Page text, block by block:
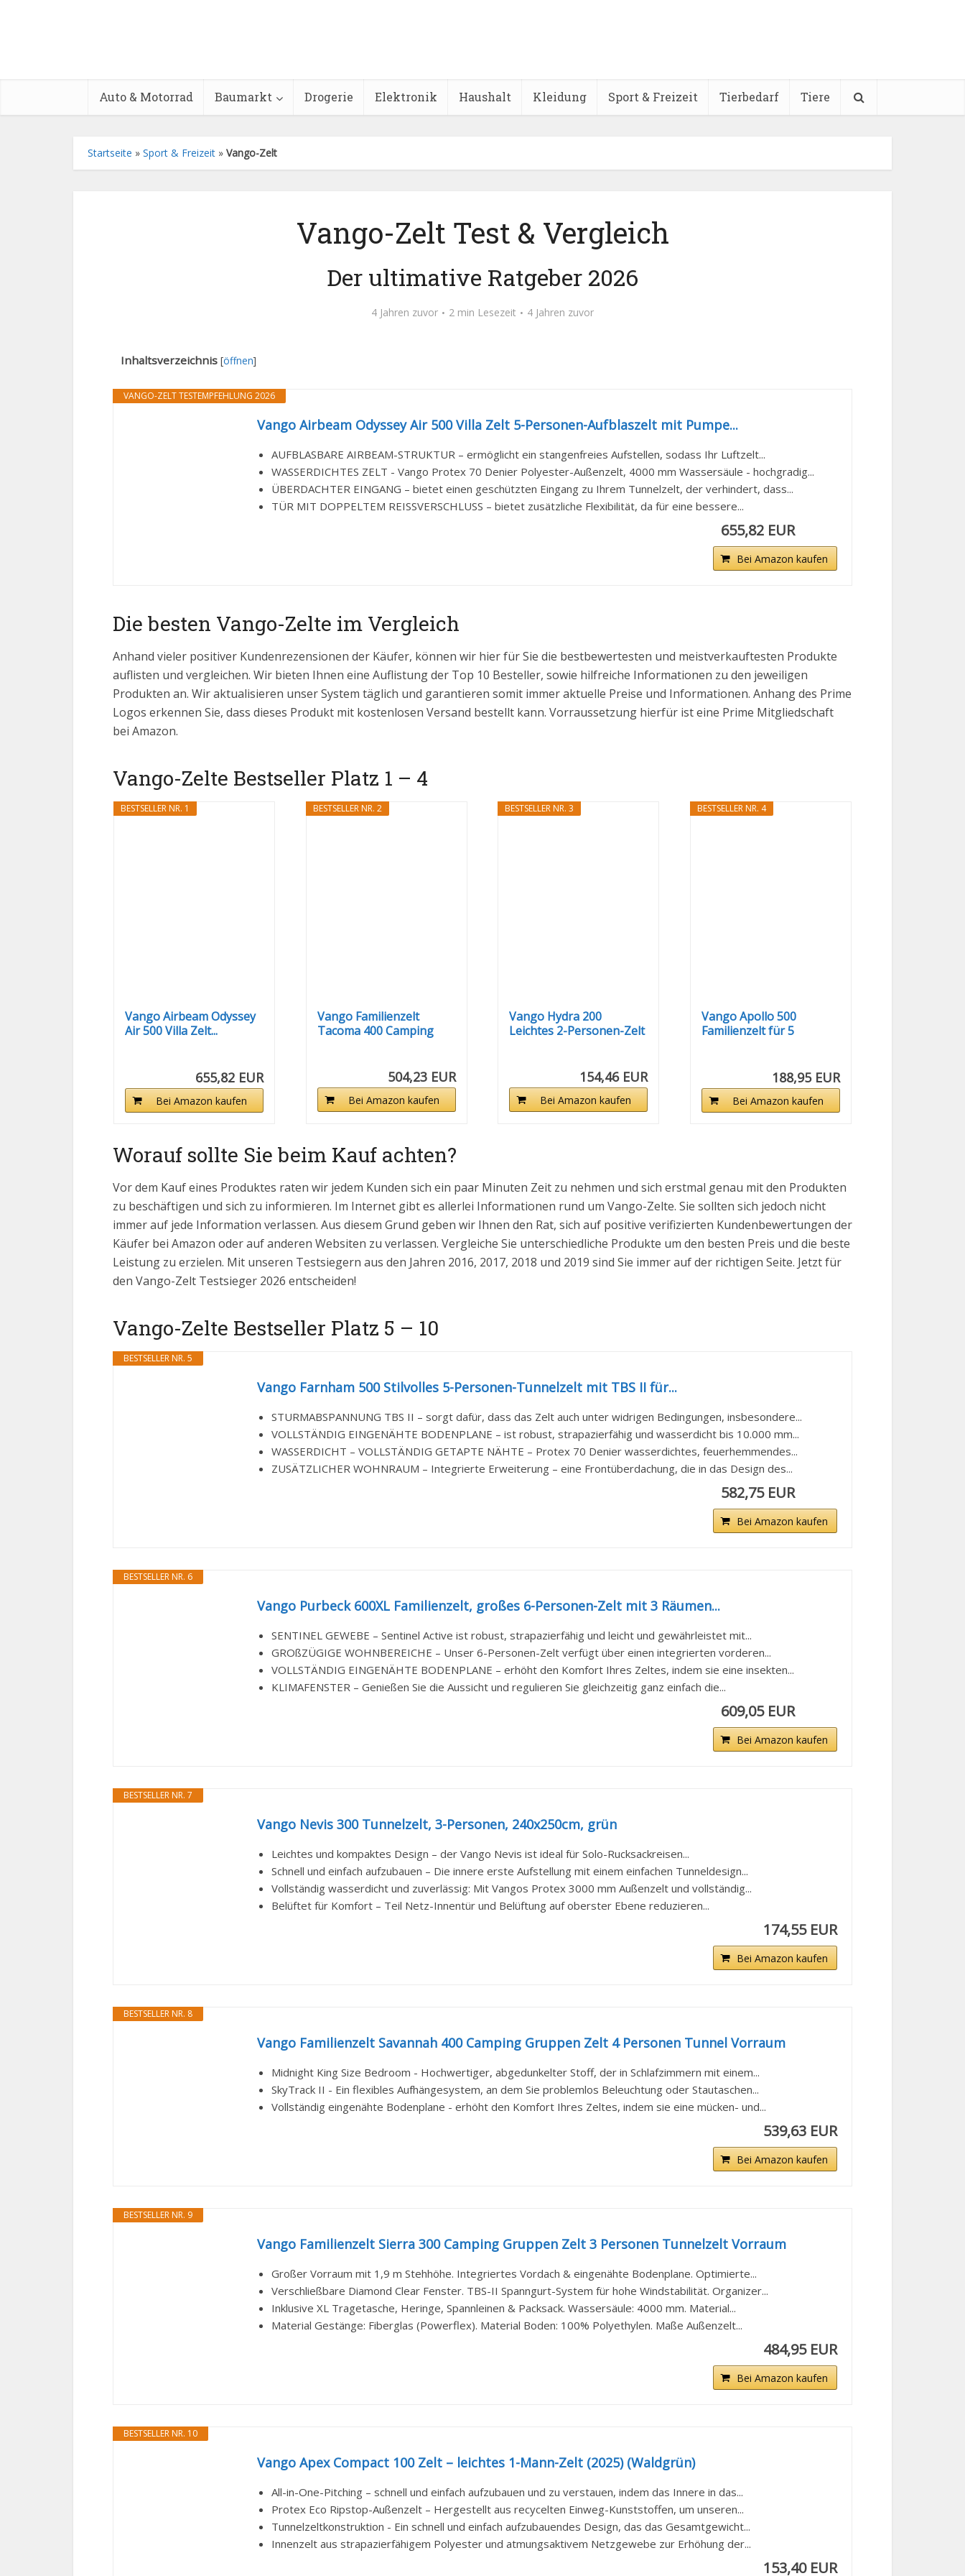
Auto & Motorrad Baumarkt Drogerie Elektronik Haushalt Kleidung Sport & Freizeit Tierbedarf Tiere
Startseite » Sport & Freizeit » Vango-Zelt
Vango-Zelt Test & Vergleich
Der ultimative Ratgeber 2026
4 Jahren zuvor 2 min Lesezeit 4 Jahren zuvor
Inhaltsverzeichnis [öffnen]
VANGO-ZELT TESTEMPFEHLUNG 2026
Vango Airbeam Odyssey Air 500 Villa Zelt 5-Personen-Aufblaszelt mit Pumpe...
AUFBLASBARE AIRBEAM-STRUKTUR – ermöglicht ein stangenfreies Aufstellen, sodass Ihr Luftzelt...
WASSERDICHTES ZELT - Vango Protex 70 Denier Polyester-Außenzelt, 4000 mm Wassersäule - hochgradig...
ÜBERDACHTER EINGANG – bietet einen geschützten Eingang zu Ihrem Tunnelzelt, der verhindert, dass...
TÜR MIT DOPPELTEM REISSVERSCHLUSS – bietet zusätzliche Flexibilität, da für eine bessere...
655,82 EUR
Bei Amazon kaufen
Die besten Vango-Zelte im Vergleich
Anhand vieler positiver Kundenrezensionen der Käufer, können wir hier für Sie die bestbewertesten und meistverkauftesten Produkte
auflisten und vergleichen. Wir bieten Ihnen eine Auflistung der Top 10 Besteller, sowie hilfreiche Informationen zu den jeweiligen
Produkten an. Wir aktualisieren unser System täglich und garantieren somit immer aktuelle Preise und Informationen. Anhang des Prime
Logos erkennen Sie, dass dieses Produkt mit kostenlosen Versand bestellt kann. Vorraussetzung hierfür ist eine Prime Mitgliedschaft
bei Amazon.
Vango-Zelte Bestseller Platz 1 – 4
BESTSELLER NR. 1
Vango Airbeam Odyssey
Air 500 Villa Zelt...
655,82 EUR
Bei Amazon kaufen
BESTSELLER NR. 2
Vango Familienzelt
Tacoma 400 Camping
504,23 EUR
Bei Amazon kaufen
BESTSELLER NR. 3
Vango Hydra 200
Leichtes 2-Personen-Zelt
154,46 EUR
Bei Amazon kaufen
BESTSELLER NR. 4
Vango Apollo 500
Familienzelt für 5
188,95 EUR
Bei Amazon kaufen
Worauf sollte Sie beim Kauf achten?
Vor dem Kauf eines Produktes raten wir jedem Kunden sich ein paar Minuten Zeit zu nehmen und sich erstmal genau mit den Produkten
zu beschäftigen und sich zu informieren. Im Internet gibt es allerlei Informationen rund um Vango-Zelte. Sie sollten sich jedoch nicht
immer auf jede Information verlassen. Aus diesem Grund geben wir Ihnen den Rat, sich auf positive verifizierten Kundenbewertungen der
Käufer bei Amazon oder auf anderen Websiten zu verlassen. Vergleiche Sie unterschiedliche Produkte um den besten Preis und die beste
Leistung zu erzielen. Mit unseren Testsiegern aus den Jahren 2016, 2017, 2018 und 2019 sind Sie immer auf der richtigen Seite. Jetzt für
den Vango-Zelt Testsieger 2026 entscheiden!
Vango-Zelte Bestseller Platz 5 – 10
BESTSELLER NR. 5
Vango Farnham 500 Stilvolles 5-Personen-Tunnelzelt mit TBS II für...
STURMABSPANNUNG TBS II – sorgt dafür, dass das Zelt auch unter widrigen Bedingungen, insbesondere...
VOLLSTÄNDIG EINGENÄHTE BODENPLANE – ist robust, strapazierfähig und wasserdicht bis 10.000 mm...
WASSERDICHT – VOLLSTÄNDIG GETAPTE NÄHTE – Protex 70 Denier wasserdichtes, feuerhemmendes...
ZUSÄTZLICHER WOHNRAUM – Integrierte Erweiterung – eine Frontüberdachung, die in das Design des...
582,75 EUR
Bei Amazon kaufen
BESTSELLER NR. 6
Vango Purbeck 600XL Familienzelt, großes 6-Personen-Zelt mit 3 Räumen...
SENTINEL GEWEBE – Sentinel Active ist robust, strapazierfähig und leicht und gewährleistet mit...
GROßZÜGIGE WOHNBEREICHE – Unser 6-Personen-Zelt verfügt über einen integrierten vorderen...
VOLLSTÄNDIG EINGENÄHTE BODENPLANE – erhöht den Komfort Ihres Zeltes, indem sie eine insekten...
KLIMAFENSTER – Genießen Sie die Aussicht und regulieren Sie gleichzeitig ganz einfach die...
609,05 EUR
Bei Amazon kaufen
BESTSELLER NR. 7
Vango Nevis 300 Tunnelzelt, 3-Personen, 240x250cm, grün
Leichtes und kompaktes Design – der Vango Nevis ist ideal für Solo-Rucksackreisen...
Schnell und einfach aufzubauen – Die innere erste Aufstellung mit einem einfachen Tunneldesign...
Vollständig wasserdicht und zuverlässig: Mit Vangos Protex 3000 mm Außenzelt und vollständig...
Belüftet für Komfort – Teil Netz-Innentür und Belüftung auf oberster Ebene reduzieren...
174,55 EUR
Bei Amazon kaufen
BESTSELLER NR. 8
Vango Familienzelt Savannah 400 Camping Gruppen Zelt 4 Personen Tunnel Vorraum
Midnight King Size Bedroom - Hochwertiger, abgedunkelter Stoff, der in Schlafzimmern mit einem...
SkyTrack II - Ein flexibles Aufhängesystem, an dem Sie problemlos Beleuchtung oder Stautaschen...
Vollständig eingenähte Bodenplane - erhöht den Komfort Ihres Zeltes, indem sie eine mücken- und...
539,63 EUR
Bei Amazon kaufen
BESTSELLER NR. 9
Vango Familienzelt Sierra 300 Camping Gruppen Zelt 3 Personen Tunnelzelt Vorraum
Großer Vorraum mit 1,9 m Stehhöhe. Integriertes Vordach & eingenähte Bodenplane. Optimierte...
Verschließbare Diamond Clear Fenster. TBS-II Spanngurt-System für hohe Windstabilität. Organizer...
Inklusive XL Tragetasche, Heringe, Spannleinen & Packsack. Wassersäule: 4000 mm. Material...
Material Gestänge: Fiberglas (Powerflex). Material Boden: 100% Polyethylen. Maße Außenzelt...
484,95 EUR
Bei Amazon kaufen
BESTSELLER NR. 10
Vango Apex Compact 100 Zelt – leichtes 1-Mann-Zelt (2025) (Waldgrün)
All-in-One-Pitching – schnell und einfach aufzubauen und zu verstauen, indem das Innere in das...
Protex Eco Ripstop-Außenzelt – Hergestellt aus recycelten Einweg-Kunststoffen, um unseren...
Tunnelzeltkonstruktion - Ein schnell und einfach aufzubauendes Design, das das Gesamtgewicht...
Innenzelt aus strapazierfähigem Polyester und atmungsaktivem Netzgewebe zur Erhöhung der...
153,40 EUR